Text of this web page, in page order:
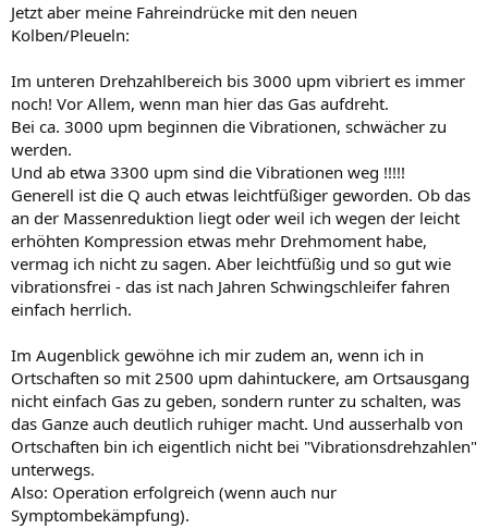
Jetzt aber meine Fahreindrücke mit den neuen
Kolben/Pleueln:
Im unteren Drehzahlbereich bis 3000 upm vibriert es immer
noch! Vor Allem, wenn man hier das Gas aufdreht.
Bei ca. 3000 upm beginnen die Vibrationen, schwächer zu
werden.
Und ab etwa 3300 upm sind die Vibrationen weg !!!!!
Generell ist die Q auch etwas leichtfüßiger geworden. Ob das
an der Massenreduktion liegt oder weil ich wegen der leicht
erhöhten Kompression etwas mehr Drehmoment habe,
vermag ich nicht zu sagen. Aber leichtfüßig und so gut wie
vibrationsfrei - das ist nach Jahren Schwingschleifer fahren
einfach herrlich.
Im Augenblick gewöhne ich mir zudem an, wenn ich in
Ortschaften so mit 2500 upm dahintuckere, am Ortsausgang
nicht einfach Gas zu geben, sondern runter zu schalten, was
das Ganze auch deutlich ruhiger macht. Und ausserhalb von
Ortschaften bin ich eigentlich nicht bei "Vibrationsdrehzahlen"
unterwegs.
Also: Operation erfolgreich (wenn auch nur
Symptombekämpfung).